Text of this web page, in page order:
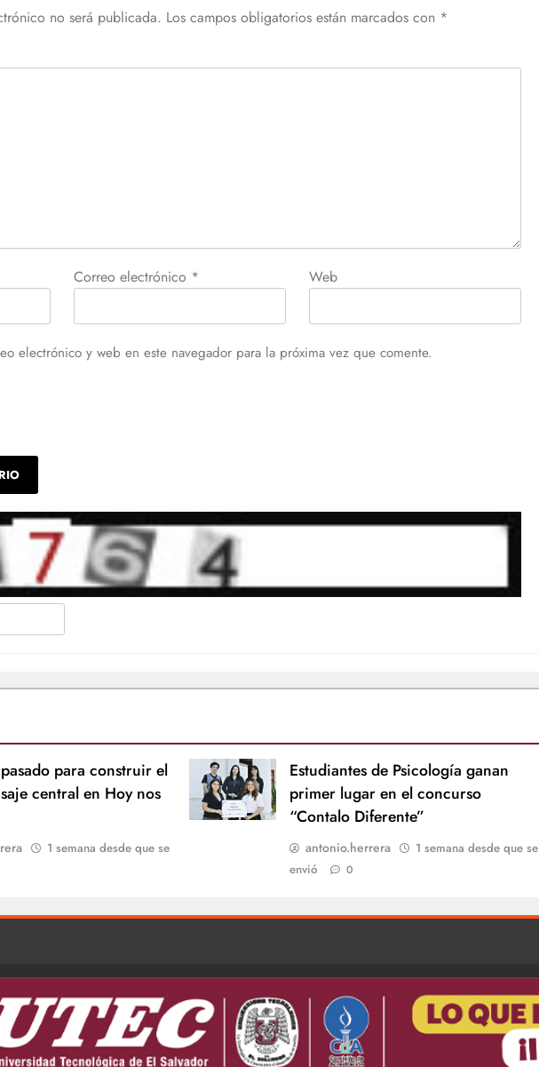
no será publicada. Los campos obligatorios están marcados con *
Correo electrónico * Web
electrónico y web en este navegador para la próxima vez que comente.
para construir el
central en Hoy nos
1 semana desde que se
Estudiantes de Psicología ganan
primer lugar en el concurso
“Contalo Diferente”
antonio.herrera
1 semana desde que se
envió
0